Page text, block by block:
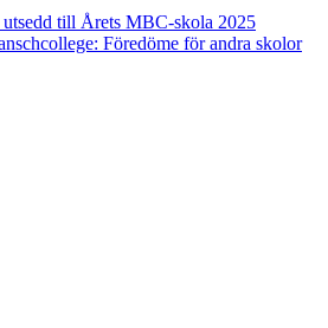
till Årets MBC-skola 2025
Föredöme för andra skolor